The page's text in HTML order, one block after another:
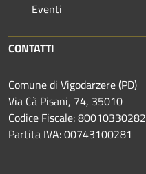
Eventi
CONTATTI
Comune di Vigodarzere (PD)
Via Cà Pisani, 74, 35010
Codice Fiscale: 80010330282
Partita IVA: 00743100281